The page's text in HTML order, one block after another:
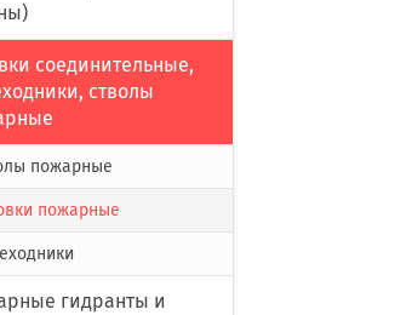
соединительные,
стволы
пожарные
пожарные
гидранты и